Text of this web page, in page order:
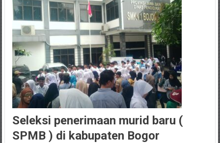
Seleksi penerimaan murid baru (
SPMB ) di kabupaten Bogor